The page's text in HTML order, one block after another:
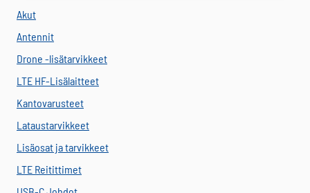
Akut
Antennit
Drone -lisätarvikkeet
LTE HF-Lisälaitteet
Kantovarusteet
Lataustarvikkeet
Lisäosat ja tarvikkeet
LTE Reitittimet